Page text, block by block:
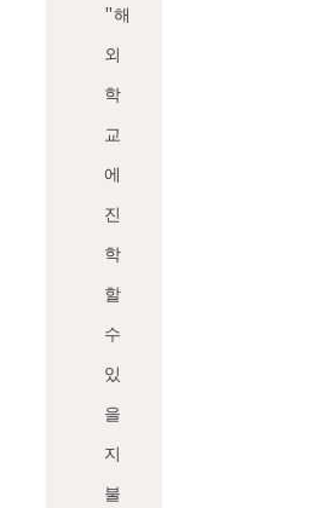
"해
외
학
교
에
진
학
할
수
있
을
지
불